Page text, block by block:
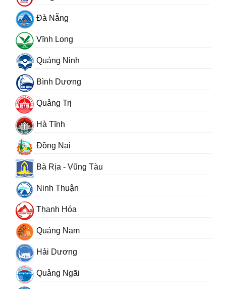
Đà Nẵng
Vĩnh Long
Quảng Ninh
Bình Dương
Quảng Trị
Hà Tĩnh
Đồng Nai
Bà Rịa - Vũng Tàu
Ninh Thuận
Thanh Hóa
Quảng Nam
Hải Dương
Quảng Ngãi